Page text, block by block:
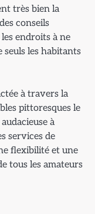
très bien la
conseils
endroits à ne
seuls les habitants
à travers la
pittoresques le
à
services de
flexibilité et une
tous les amateurs